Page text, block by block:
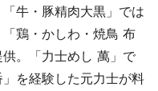
牛・豚精肉大黒」では
鶏・かしわ・焼鳥 布
。「力士めし 萬」で
を経験した元力士が料